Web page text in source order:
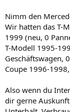
Muß ich mich wohl
umschauen
cu MSDJ
Nimm den
Wir hatten das T-
1999 (neu, 0
T-Modell 1995-
Geschäftswagen,
Coupe 1996-
Also wenn du
dir gerne